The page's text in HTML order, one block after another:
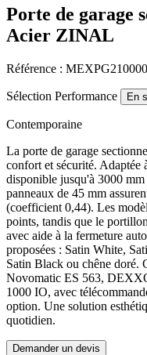
Porte de garage
Acier ZINAL
Référence : MEXPG210000
Sélection Performance En
Contemporaine
La porte de garage
confort et sécurité. Adaptée
disponible jusqu'à 3000
panneaux de 45 mm
(coefficient 0,44). Les
points, tandis que le
avec aide à la fermeture
proposées : Satin White,
Satin Black ou chêne doré.
Novomatic ES 563,
1000 IO, avec
option. Une solution
quotidien.
Demander un devis